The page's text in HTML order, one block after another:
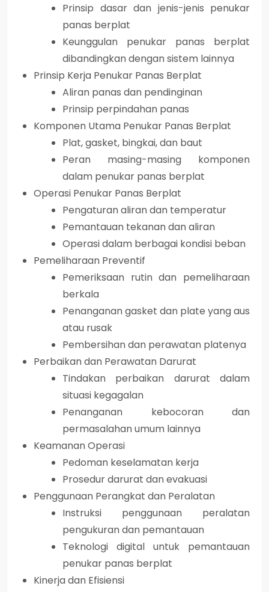
Prinsip dasar dan jenis-jenis penukar
panas berplat
Keunggulan penukar panas berplat
dibandingkan dengan sistem lainnya
Prinsip Kerja Penukar Panas Berplat
Aliran panas dan pendinginan
Prinsip perpindahan panas
Komponen Utama Penukar Panas Berplat
Plat, gasket, bingkai, dan baut
Peran masing-masing komponen
dalam penukar panas berplat
Operasi Penukar Panas Berplat
Pengaturan aliran dan temperatur
Pemantauan tekanan dan aliran
Operasi dalam berbagai kondisi beban
Pemeliharaan Preventif
Pemeriksaan rutin dan pemeliharaan
berkala
Penanganan gasket dan plate yang aus
atau rusak
Pembersihan dan perawatan platenya
Perbaikan dan Perawatan Darurat
Tindakan perbaikan darurat dalam
situasi kegagalan
Penanganan kebocoran dan
permasalahan umum lainnya
Keamanan Operasi
Pedoman keselamatan kerja
Prosedur darurat dan evakuasi
Penggunaan Perangkat dan Peralatan
Instruksi penggunaan peralatan
pengukuran dan pemantauan
Teknologi digital untuk pemantauan
penukar panas berplat
Kinerja dan Efisiensi